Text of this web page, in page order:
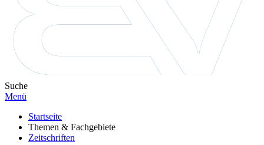
Suche
Menü
Startseite
Themen & Fachgebiete
Zeitschriften